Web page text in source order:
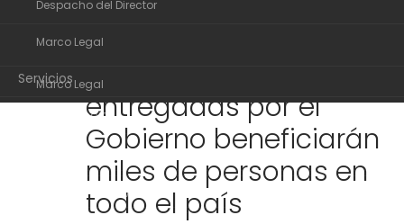
Organigrama
Despacho del Director
Marco Legal
Despacho del Director
Marco Legal
Servicios
Transparencia
Comunidad de ayuda
22
DIC
Obras deportivas y
comunitarias
entregadas por el
Gobierno beneficiarán
miles de personas en
todo el país